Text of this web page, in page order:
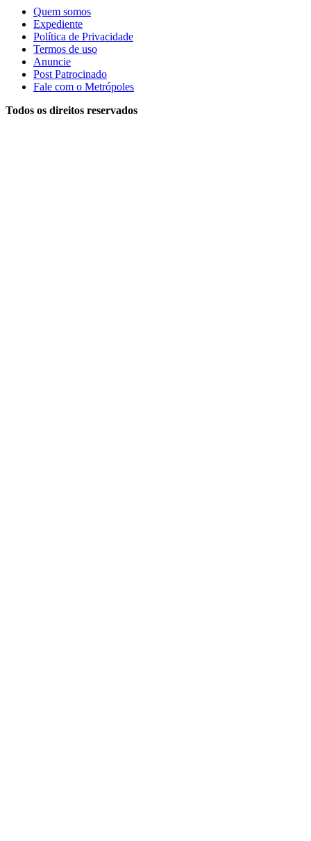
Quem somos
Expediente
Política de Privacidade
Termos de uso
Anuncie
Post Patrocinado
Fale com o Metrópoles
Todos os direitos reservados